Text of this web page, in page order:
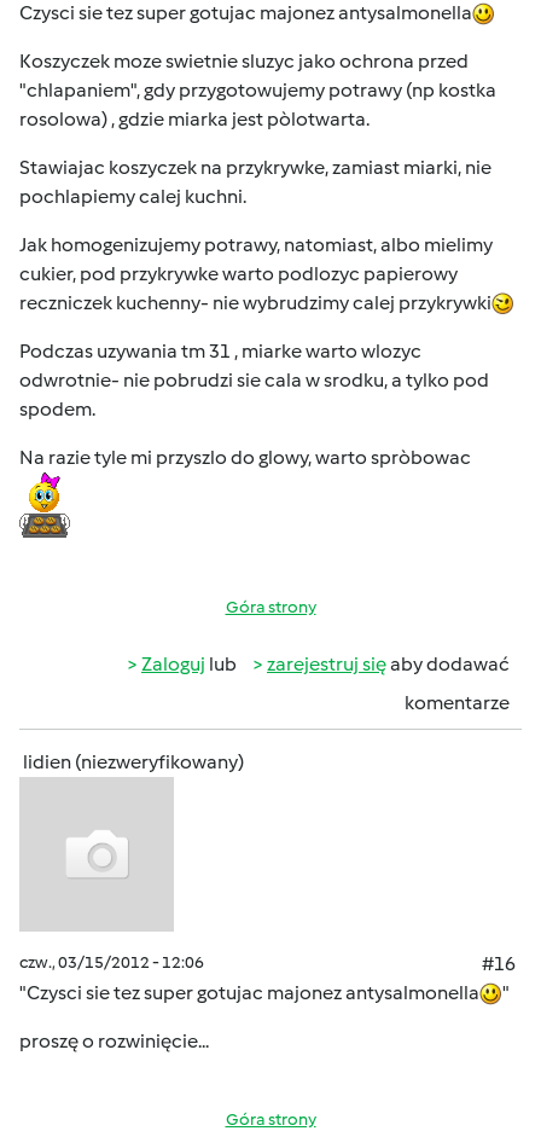
Czysci sie tez super gotujac majonez antysalmonella
Koszyczek moze swietnie sluzyc jako ochrona przed
"chlapaniem", gdy przygotowujemy potrawy (np kostka
rosolowa) , gdzie miarka jest pòlotwarta.
Stawiajac koszyczek na przykrywke, zamiast miarki, nie
pochlapiemy calej kuchni.
Jak homogenizujemy potrawy, natomiast, albo mielimy
cukier, pod przykrywke warto podlozyc papierowy
reczniczek kuchenny- nie wybrudzimy calej przykrywki
Podczas uzywania tm 31 , miarke warto wlozyc
odwrotnie- nie pobrudzi sie cala w srodku, a tylko pod
spodem.
Na razie tyle mi przyszlo do glowy, warto spròbowac
Góra strony
Zaloguj lub zarejestruj sięaby dodawać
komentarze
lidien (niezweryfikowany)
czw., 03/15/2012 - 12:06
#16
"Czysci sie tez super gotujac majonez antysalmonella
"
proszę o rozwinięcie...
Góra strony